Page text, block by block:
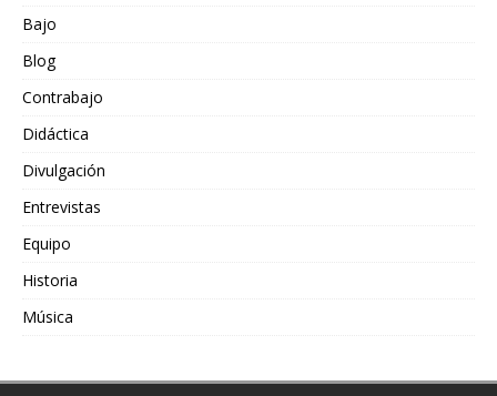
Bajo
Blog
Contrabajo
Didáctica
Divulgación
Entrevistas
Equipo
Historia
Música